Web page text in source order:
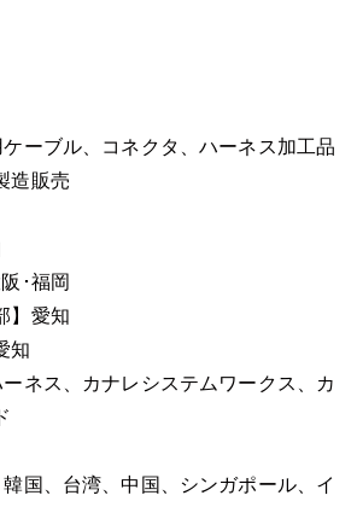
ーブル、コネクタ、ハーネス加工品
造販売
･福岡
】愛知
知
ネス、カナレシステムワークス、カ
国、台湾、中国、シンガポール、イ